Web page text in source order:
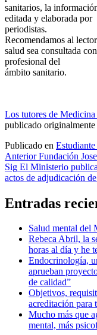
sanitarios, la
editada y elaborada por
periodistas.
Recomendamos al
salud sea consultada
profesional del
ámbito sanitario.
Los tutores de
publicado
Publicado en
Navegación
de
Anterior Fundación
Sig El Ministerio
actos de adjudicación
Entradas
Salud mental del
Rebeca Abril, la
horas al día y he
Endocrinología,
aprueban
de calidad”
Objetivos,
acreditación para
Mucho más que
mental, más